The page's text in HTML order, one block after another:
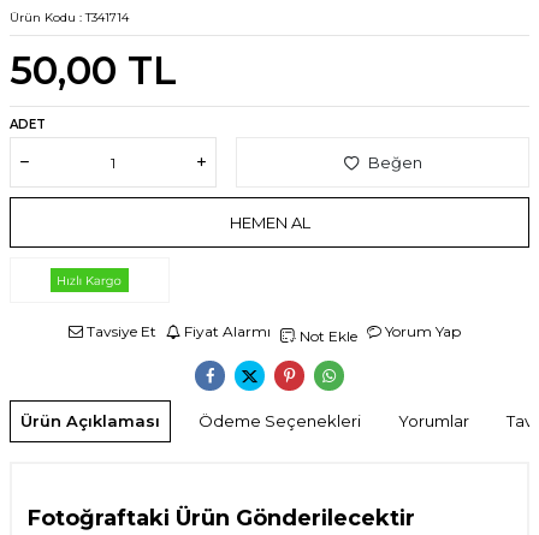
Ürün Kodu :T341714
50,00 TL
ADET
Beğen
HEMEN AL
Tavsiye Et Fiyat Alarmı Not Ekle Yorum Yap
Ürün Açıklaması Ödeme Seçenekleri Yorumlar
Fotoğraftaki Ürün Gönderilecektir